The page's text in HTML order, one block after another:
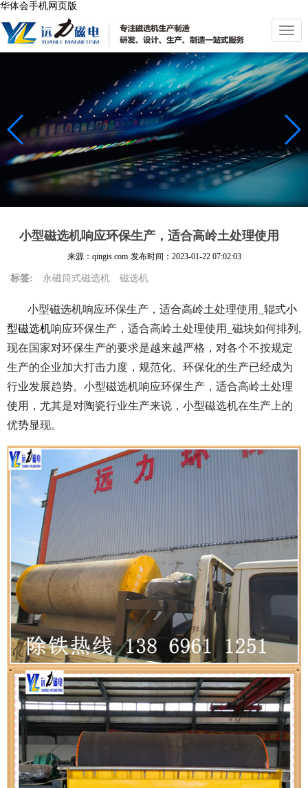
华体会手机网页版
切
换
导
航
小型磁选机响应环保生产，适合高岭土处理使用
来源：qingis.com 发布时间： 2023-01-22 07:02:03
标签: 永磁筒式磁选机 磁选机
小型磁选机响应环保生产，适合高岭土处理使用_辊式小
型磁选机响应环保生产，适合高岭土处理使用_磁块如何排列,
现在国家对环保生产的要求是越来越严格，对各个不按规定
生产的企业加大打击力度，规范化、环保化的生产已经成为
行业发展趋势。小型磁选机响应环保生产，适合高岭土处理
使用，尤其是对陶瓷行业生产来说，小型磁选机在生产上的
优势显现。